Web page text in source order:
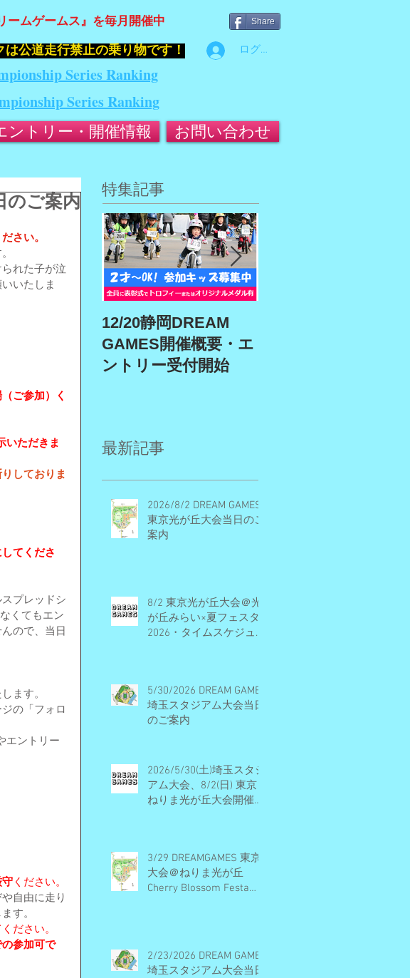
ームゲームス』を毎月開催中 Share
Series Ranking
Series Ranking
は公道走行禁止の乗り物です！ ログイン
ントリー・開催情報 お問い合わせ
のご案内
さい。
れた子が泣
いたしま
ご参加）く
いただきま
しておりま
てくださ
プレッドシ
くてもエン
ので、当日
ます。
の「フォロ
エントリー
守 ください。
自由に走り
す。
ださい。
参加可で
特集記事
12/20静岡DREAM
GAMES開催概要・エ
ントリー受付開始
最新記事
2026/8/2 DREAM GAMES
東京光が丘大会当日のご
案内
8/2 東京光が丘大会＠光
が丘みらい×夏フェスタ
2026・タイムスケジュー
5/30/2026 DREAM GAMES
埼玉スタジアム大会当日
のご案内
2026/5/30(土)埼玉スタジ
アム大会、8/2(日) 東京
ねりま光が丘大会開催決
3/29 DREAMGAMES 東京
大会＠ねりま光が丘
Cherry Blossom Festa
2/23/2026 DREAM GAMES
埼玉スタジアム大会当日